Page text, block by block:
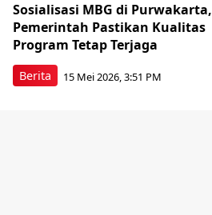
Berita
Sosialisasi MBG di Purwakarta,
Pemerintah Pastikan Kualitas
Program Tetap Terjaga
15 Mei 2026, 3:51 PM